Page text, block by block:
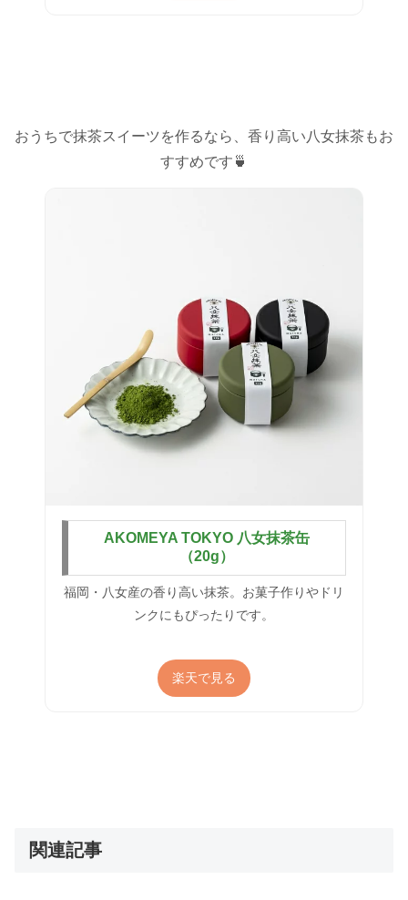
おうちで抹茶スイーツを作るなら、香り高い八女抹茶もお
すすめです🍵
AKOMEYA TOKYO 八女抹茶缶
（20g）
福岡・八女産の香り高い抹茶。お菓子作りやドリ
ンクにもぴったりです。
楽天で見る
関連記事